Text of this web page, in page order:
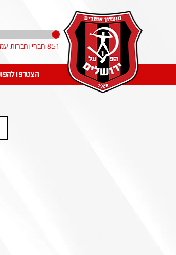
851 חברי וחברות עמותה עד כה, הקליקו והצטרפו!
הצטרפו